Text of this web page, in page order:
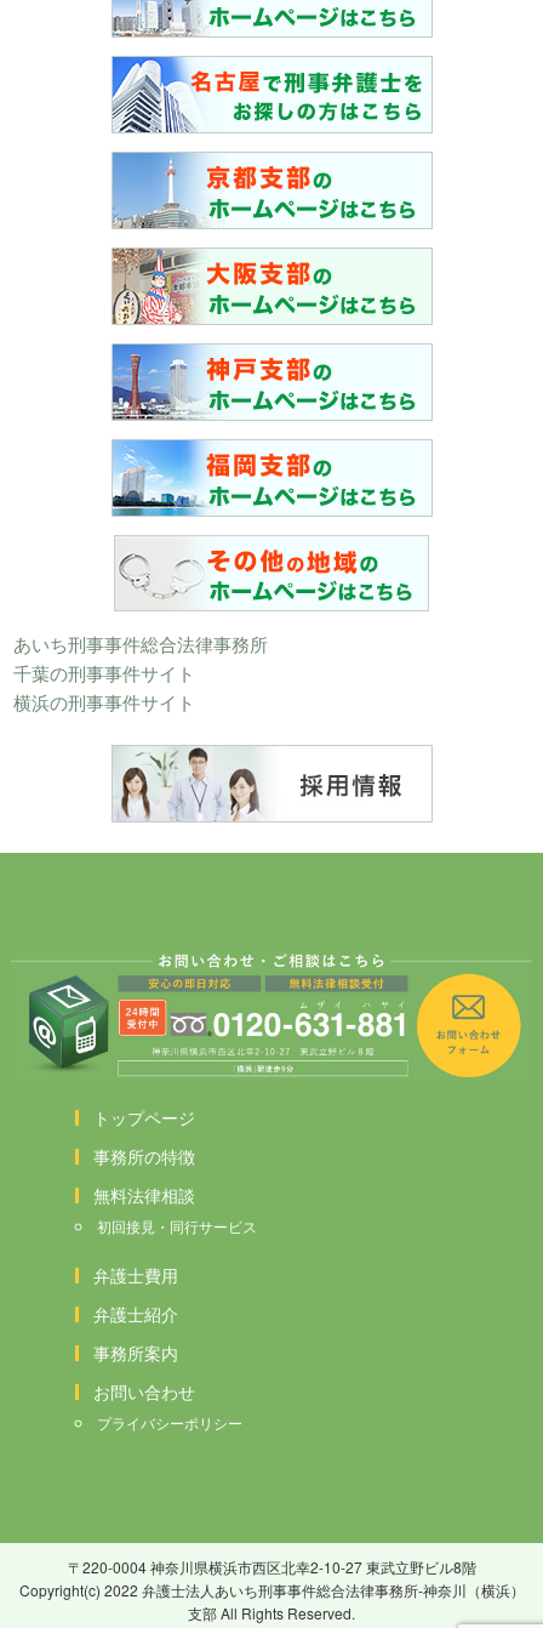
あいち刑事事件総合法律事務所
千葉の刑事事件サイト
横浜の刑事事件サイト
トップページ
事務所の特徴
無料法律相談
初回接見・同行サービス
弁護士費用
弁護士紹介
事務所案内
お問い合わせ
プライバシーポリシー
〒220-0004 神奈川県横浜市西区北幸2-10-27 東武立野ビル8階
Copyright(c) 2022 弁護士法人あいち刑事事件総合法律事務所-神奈川（横浜）
支部 All Rights Reserved.